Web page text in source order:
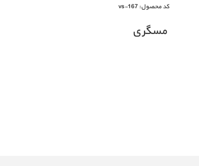
كد محصول: vs-167
مسگری